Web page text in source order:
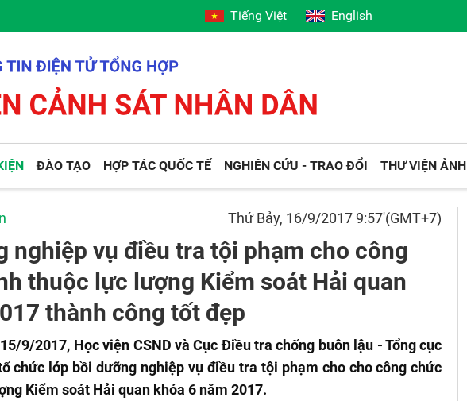
Tiếng Việt English
ĐÀO TẠO HỢP TÁC QUỐC TẾ NGHIÊN CỨU - TRAO ĐỔI THƯ VIỆN ẢNH
Thứ Bảy, 16/9/2017 9:57'(GMT+7)
nghiệp vụ điều tra tội phạm cho công
thuộc lực lượng Kiểm soát Hải quan
thành công tốt đẹp
9/2017, Học viện CSND và Cục Điều tra chống buôn lậu - Tổng cục
chức lớp bồi dưỡng nghiệp vụ điều tra tội phạm cho cho công chức
Kiểm soát Hải quan khóa 6 năm 2017.